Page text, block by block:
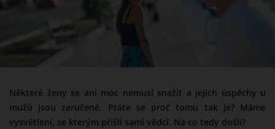
Některé ženy se ani moc nemusí snažit a jejich úspěchy u
mužů jsou zaručené. Ptáte se proč tomu tak je? Máme
vysvětlení, se kterým přišli sami vědci. Na co tedy došli?